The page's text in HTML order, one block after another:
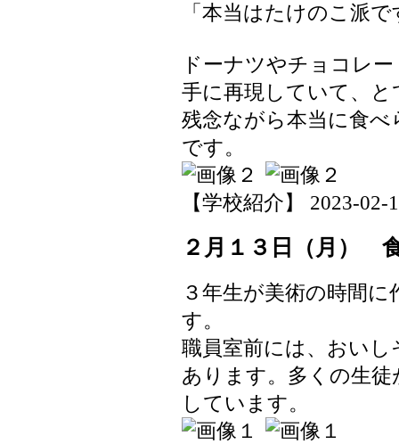
「本当はたけのこ派で
ドーナツやチョコレ
手に再現していて、
残念ながら本当に食
です。
【学校紹介】 2023-02-
２月１３日（月）
３年生が美術の時間
す。
職員室前には、おい
あります。多くの生
しています。